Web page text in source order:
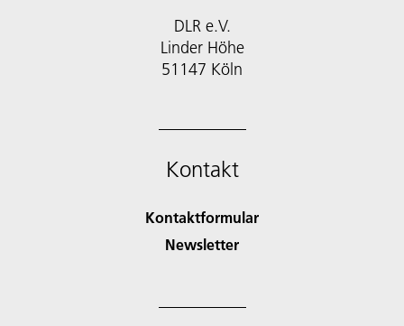
DLR e.V.
Linder Höhe
51147 Köln
Kontakt
Kontaktformular
Newsletter